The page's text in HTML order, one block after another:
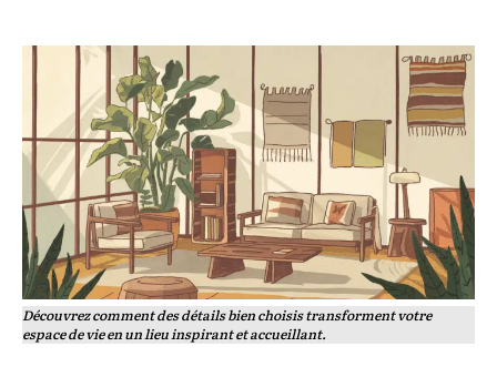
Découvrez comment des détails bien choisis transforment votre
espace de vie en un lieu inspirant et accueillant.